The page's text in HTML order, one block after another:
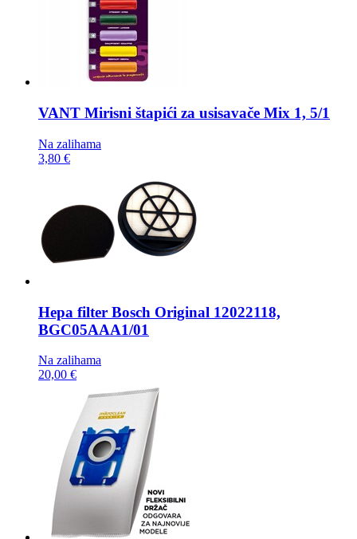
VANT Mirisni štapići za usisavače Mix 1, 5/1
Na zalihama
3,80 €
Hepa filter Bosch Original 12022118,
BGC05AAA1/01
Na zalihama
20,00 €